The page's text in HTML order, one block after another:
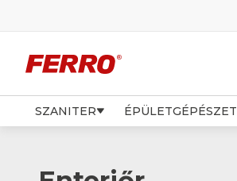
SZANITER ÉPÜLETGÉPÉSZET